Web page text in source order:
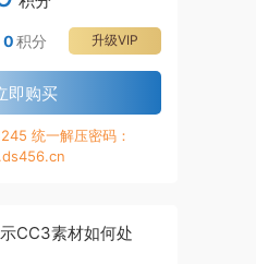
升级VIP
0积分
即购买
统一解压密码：
CC3素材如何处